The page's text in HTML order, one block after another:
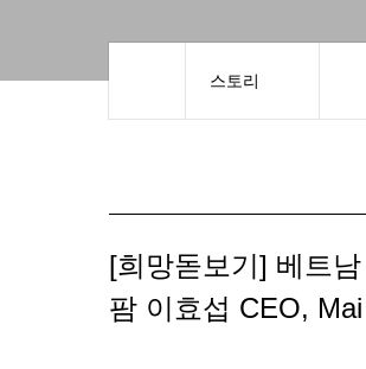
스토리
[희망돋보기] 베트
팜 이효섭 CEO,